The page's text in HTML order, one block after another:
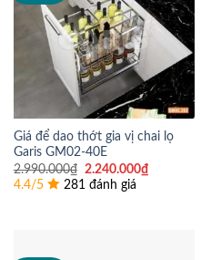
Giá để dao thớt gia vị chai lọ
Garis GM02-40E
2.990.000₫
Giá
gốc
là:
2.240.000₫Giá
hiện
4.4/5 281 đánh giá